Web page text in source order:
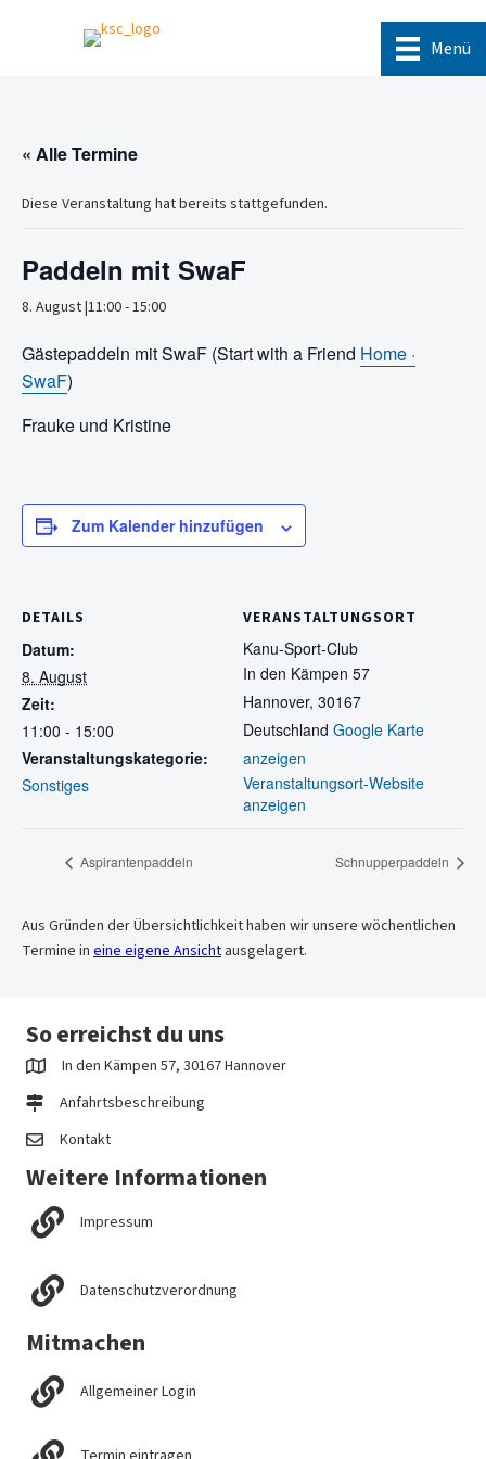
Menü
« Alle Termine
Diese Veranstaltung hat bereits stattgefunden.
Paddeln mit SwaF
8. August |11:00-15:00
Gästepaddeln mit SwaF (Start with a Friend Home ·
SwaF)
Frauke und Kristine
Zum Kalender hinzufügen
DETAILS
Datum:
8. August
Zeit:
11:00 - 15:00
Veranstaltungskategorie:
Sonstiges
VERANSTALTUNGSORT
Kanu-Sport-Club
In den Kämpen 57
Hannover, 30167
Deutschland Google Karte
anzeigen
Veranstaltungsort-Website
anzeigen
Aspirantenpaddeln Schnupperpaddeln
Aus Gründen der Übersichtlichkeit haben wir unsere wöchentlichen
Termine in eine eigene Ansicht ausgelagert.
So erreichst du uns
In den Kämpen 57, 30167 Hannover
Anfahrtsbeschreibung
Kontakt
Weitere Informationen
Impressum
Datenschutzverordnung
Mitmachen
Allgemeiner Login